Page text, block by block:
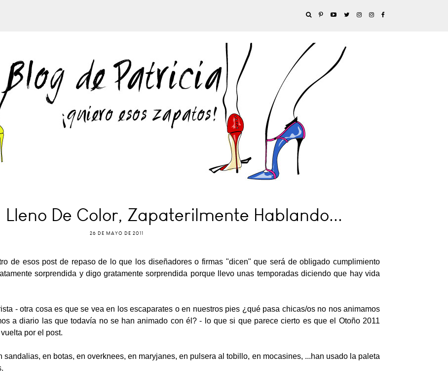
Lleno De Color, Zapaterilmente Hablando...
26 DE MAYO DE 2011
de esos post de repaso de lo que los diseñadores o firmas "dicen" que será de obligado cumplimiento
sorprendida y digo gratamente sorprendida porque llevo unas temporadas diciendo que hay vida
- otra cosa es que se vea en los escaparates o en nuestros pies ¿qué pasa chicas/os no nos animamos
a diario las que todavía no se han animado con él? - lo que si que parece cierto es que el Otoño 2011
por el post.
sandalias, en botas, en overknees, en maryjanes, en pulsera al tobillo, en mocasines, ...han usado la paleta